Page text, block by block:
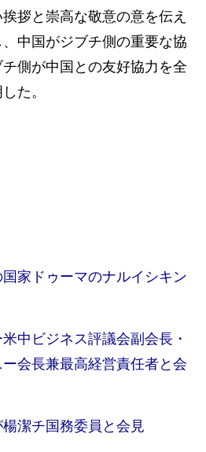
拶と崇高な敬意の意を伝え
中国がジブチ側の重要な協
側が中国との友好協力を全
た。
家ドゥーマのナルイシキン
中ビジネス評議会副会長・
会長兼最高経営責任者と会
潔チ国務委員と会見